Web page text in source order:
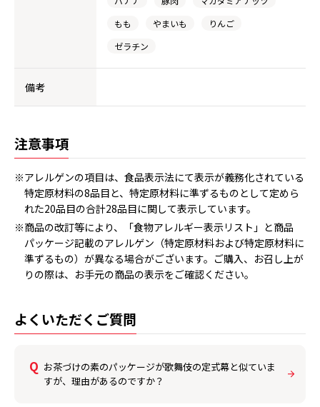
もも
やまいも
りんご
ゼラチン
備考
注意事項
※アレルゲンの項目は、食品表示法にて表示が義務化されている
特定原材料の8品目と、特定原材料に準ずるものとして定めら
れた20品目の合計28品目に関して表示しています。
※商品の改訂等により、「食物アレルギー表示リスト」と商品
パッケージ記載のアレルゲン（特定原材料および特定原材料に
準ずるもの）が異なる場合がございます。ご購入、お召し上が
りの際は、お手元の商品の表示をご確認ください。
よくいただくご質問
お茶づけの素のパッケージが歌舞伎の定式幕と似ていま
すが、理由があるのですか？